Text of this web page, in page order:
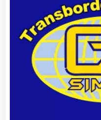
Automatización
Automóviles